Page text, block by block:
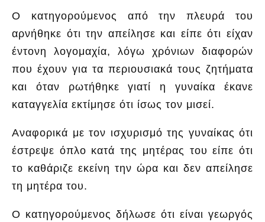
Ο κατηγορούμενος από την πλευρά του
αρνήθηκε ότι την απείλησε και είπε ότι είχαν
έντονη λογομαχία, λόγω χρόνιων διαφορών
που έχουν για τα περιουσιακά τους ζητήματα
και όταν ρωτήθηκε γιατί η γυναίκα έκανε
καταγγελία εκτίμησε ότι ίσως τον μισεί.
Αναφορικά με τον ισχυρισμό της γυναίκας ότι
έστρεψε όπλο κατά της μητέρας του είπε ότι
το καθάριζε εκείνη την ώρα και δεν απείλησε
τη μητέρα του.
Ο κατηγορούμενος δήλωσε ότι είναι γεωργός